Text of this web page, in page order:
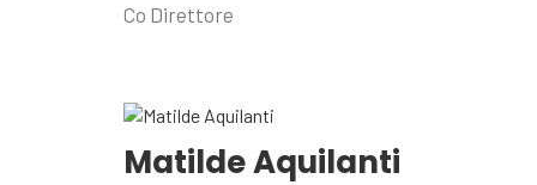
Co Direttore
Matilde Aquilanti